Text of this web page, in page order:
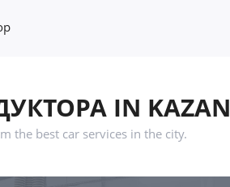
IN KAZAN
the best car services in the city.